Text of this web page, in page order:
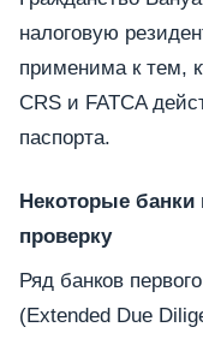
налоговую
применима к тем,
CRS и FATCA
паспорта.
Некоторые
проверку
Ряд банков
(Extended Due